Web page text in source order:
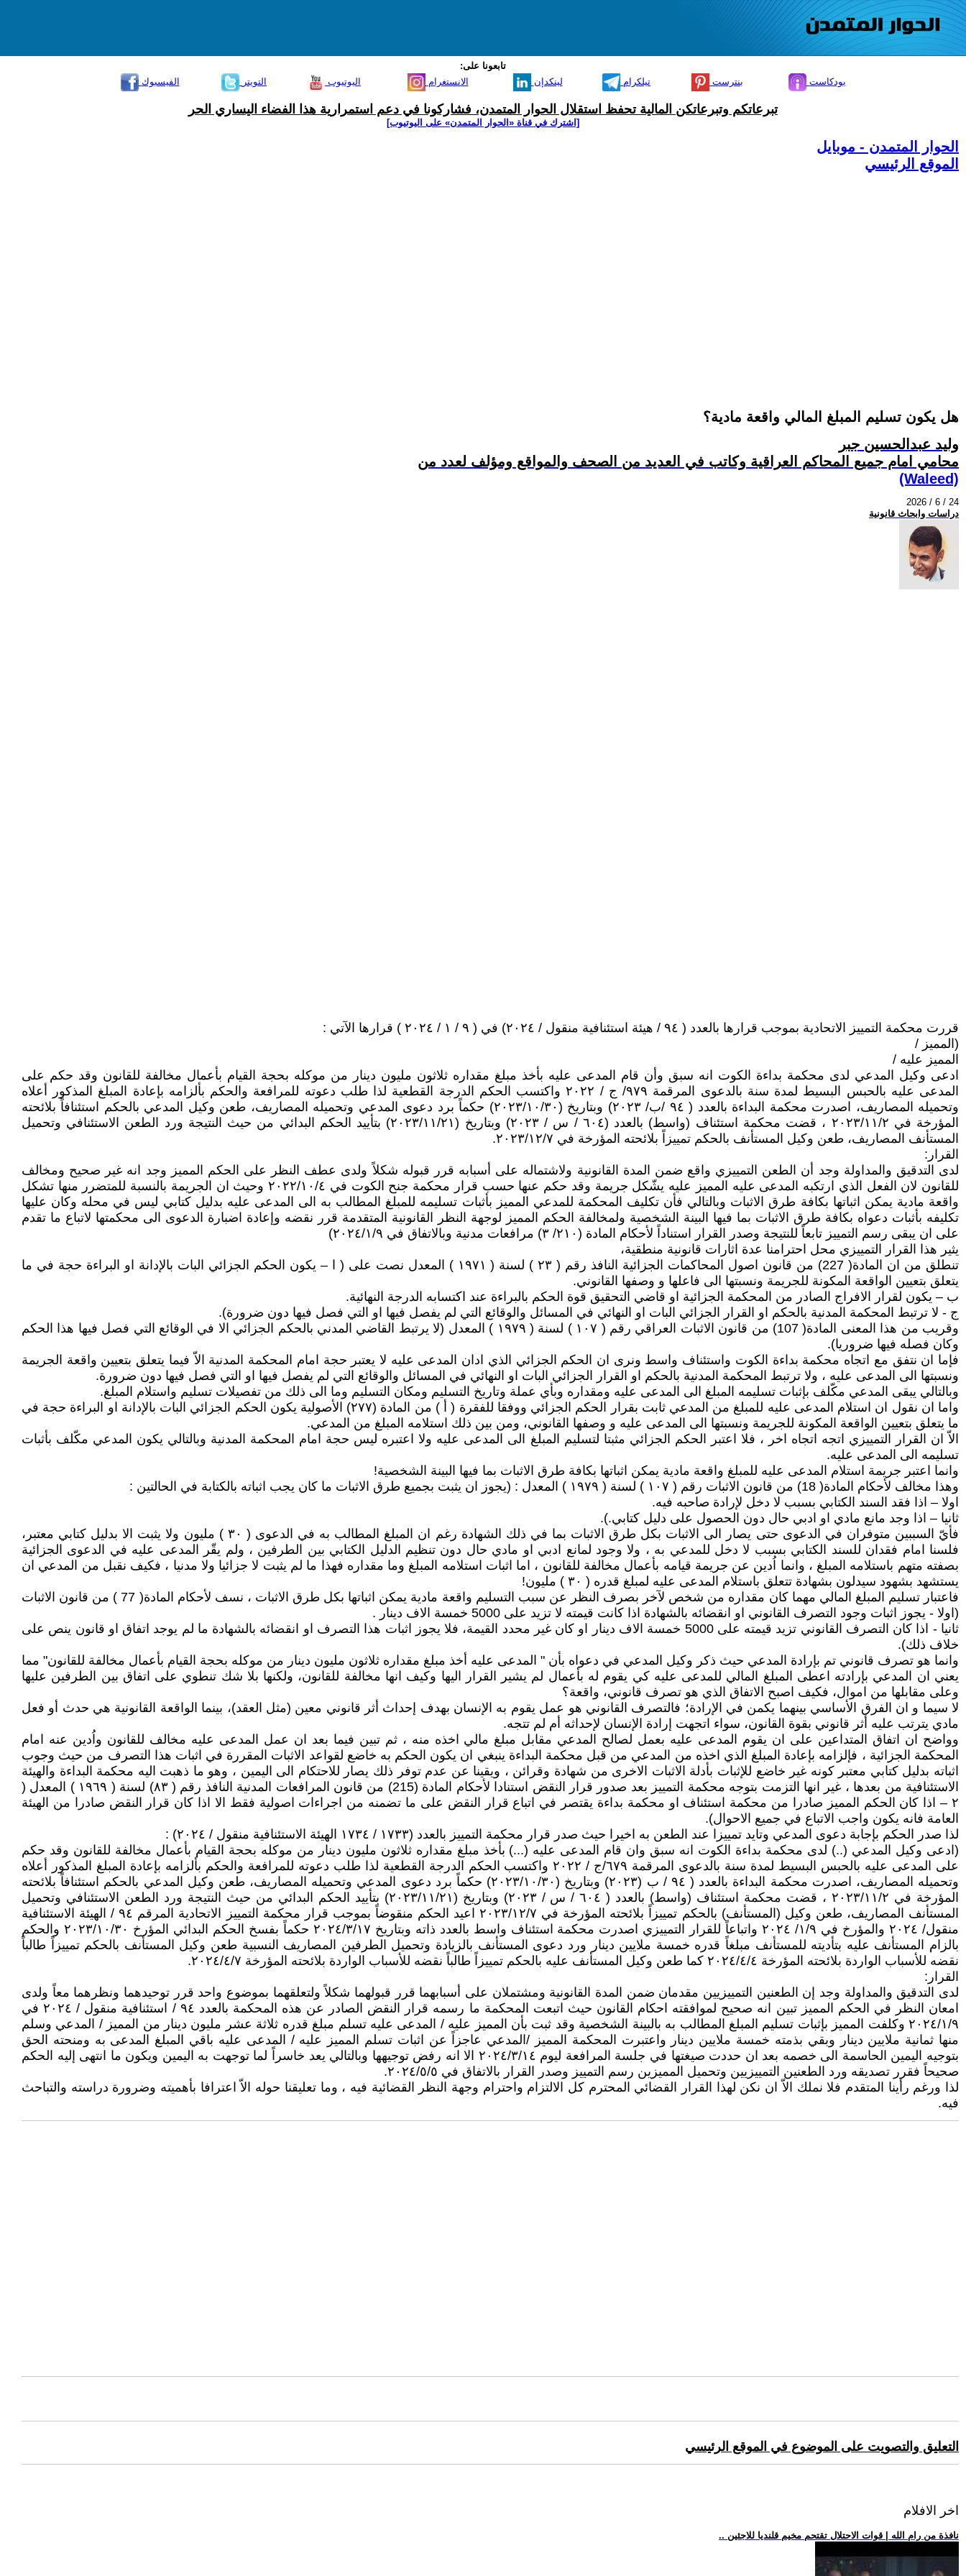
تابعونا على:
الفيسبوك
التويتر اليوتيوب الانستغرام لينكدإن تيلكرام بنترست بودكاست
تبرعاتكم وتبرعاتكن المالية تحفظ استقلال الحوار المتمدن، فشاركونا في دعم استمرارية هذا الفضاء اليساري الحر
[اشترك في قناة ‫«الحوار المتمدن» على اليوتيوب]
الحوار المتمدن - موبايل
الموقع الرئيسي
هل يكون تسليم المبلغ المالي واقعة مادية؟
وليد عبدالحسين جبر
محامي امام جميع المحاكم العراقية وكاتب في العديد من الصحف والمواقع ومؤلف لعدد من
(Waleed)
2026 / 6 / 24
دراسات وابحاث قانونية
قررت محكمة التمييز الاتحادية بموجب قرارها بالعدد ( ٩٤ / هيئة استئنافية منقول / ٢٠٢٤) في ( ٩ / ١ / ٢٠٢٤ ) قرارها الآتي :
(المميز /
المميز عليه /
ادعى وكيل المدعي لدى محكمة بداءة الكوت انه سبق وأن قام المدعى عليه بأخذ مبلغ مقداره ثلاثون مليون دينار من موكله بحجة القيام بأعمال مخالفة للقانون وقد حكم على
المدعى عليه بالحبس البسيط لمدة سنة بالدعوى المرقمة ۹۷۹/ ج / ۲۰۲۲ واكتسب الحكم الدرجة القطعية لذا طلب دعوته للمرافعة والحكم بألزامه بإعادة المبلغ المذكور أعلاه
وتحميله المصاريف، اصدرت محكمة البداءة بالعدد ( ٩٤ /ب/ ٢٠٢٣) وبتاريخ (۲۰۲۳/۱۰/۳۰) حكماً برد دعوى المدعي وتحميله المصاريف، طعن وكيل المدعي بالحكم استئنافاً بلائحته
المؤرخة في ۲۰۲۳/۱۱/۲ ، قضت محكمة استئناف (واسط) بالعدد (٦٠٤ / س / ٢٠٢٣) وبتاريخ (۲۰۲۳/۱۱/۲۱) بتأييد الحكم البدائي من حيث النتيجة ورد الطعن الاستئنافي وتحميل
المستأنف المصاريف، طعن وكيل المستأنف بالحكم تمييزاً بلائحته المؤرخة في ٢٠٢٣/١٢/٧.
القرار:
لدى التدقيق والمداولة وجد أن الطعن التمييزي واقع ضمن المدة القانونية ولاشتماله على أسبابه قرر قبوله شكلاً ولدى عطف النظر على الحكم المميز وجد انه غير صحيح ومخالف
للقانون لان الفعل الذي ارتكبه المدعى عليه المميز عليه يشّكل جريمة وقد حكم عنها حسب قرار محكمة جنح الكوت في ٢٠٢٢/١٠/٤ وحيث ان الجريمة بالنسبة للمتضرر منها تشكل
واقعة مادية يمكن اثباتها بكافة طرق الاثبات وبالتالي فأن تكليف المحكمة للمدعي المميز بأثبات تسليمه للمبلغ المطالب به الى المدعى عليه بدليل كتابي ليس في محله وكان عليها
تكليفه بأثبات دعواه بكافة طرق الاثبات بما فيها البينة الشخصية ولمخالفة الحكم المميز لوجهة النظر القانونية المتقدمة قرر نقضه وإعادة اضبارة الدعوى الى محكمتها لاتباع ما تقدم
على ان يبقى رسم التمييز تابعاً للنتيجة وصدر القرار استناداً لأحكام المادة (٢١٠/ ٣) مرافعات مدنية وبالاتفاق في ٢٠٢٤/١/٩)
يثير هذا القرار التمييزي محل احترامنا عدة اثارات قانونية منطقية،
تنطلق من ان المادة( 227) من قانون اصول المحاكمات الجزائية النافذ رقم ( ٢٣ ) لسنة ( ١٩٧١ ) المعدل نصت على ( ا – يكون الحكم الجزائي البات بالإدانة او البراءة حجة في ما
يتعلق بتعيين الواقعة المكونة للجريمة ونسبتها الى فاعلها و وصفها القانوني.
ب – يكون لقرار الافراج الصادر من المحكمة الجزائية او قاضي التحقيق قوة الحكم بالبراءة عند اكتسابه الدرجة النهائية.
ج - لا ترتبط المحكمة المدنية بالحكم او القرار الجزائي البات او النهائي في المسائل والوقائع التي لم يفصل فيها او التي فصل فيها دون ضرورة).
وقريب من هذا المعنى المادة( 107) من قانون الاثبات العراقي رقم ( ١٠٧ ) لسنة ( ١٩٧٩ ) المعدل (لا يرتبط القاضي المدني بالحكم الجزائي الا في الوقائع التي فصل فيها هذا الحكم
وكان فصله فيها ضروريا).
فإما ان نتفق مع اتجاه محكمة بداءة الكوت واستئناف واسط ونرى ان الحكم الجزائي الذي ادان المدعى عليه لا يعتبر حجة امام المحكمة المدنية الاّ فيما يتعلق بتعيين واقعة الجريمة
ونسبتها الى المدعى عليه ، ولا ترتبط المحكمة المدنية بالحكم او القرار الجزائي البات او النهائي في المسائل والوقائع التي لم يفصل فيها او التي فصل فيها دون ضرورة.
وبالتالي يبقى المدعي مكّلف بإثبات تسليمه المبلغ الى المدعى عليه ومقداره وبأي عملة وتاريخ التسليم ومكان التسليم وما الى ذلك من تفصيلات تسليم واستلام المبلغ.
واما ان نقول ان استلام المدعى عليه للمبلغ من المدعي ثابت بقرار الحكم الجزائي ووفقا للفقرة ( أ ) من المادة (٢٧٧) الأصولية يكون الحكم الجزائي البات بالإدانة او البراءة حجة في
ما يتعلق بتعيين الواقعة المكونة للجريمة ونسبتها الى المدعى عليه و وصفها القانوني، ومن بين ذلك استلامه المبلغ من المدعي.
الاّ ان القرار التمييزي اتجه اتجاه اخر ، فلا اعتبر الحكم الجزائي مثبتا لتسليم المبلغ الى المدعى عليه ولا اعتبره ليس حجة امام المحكمة المدنية وبالتالي يكون المدعي مكّلف بأثبات
تسليمه الى المدعى عليه.
وانما اعتبر جريمة استلام المدعى عليه للمبلغ واقعة مادية يمكن اثباتها بكافة طرق الاثبات بما فيها البينة الشخصية!
وهذا مخالف لأحكام المادة( 18) من قانون الاثبات رقم ( ١٠٧ ) لسنة ( ١٩٧٩ ) المعدل : (يجوز ان يثبت بجميع طرق الاثبات ما كان يجب اثباته بالكتابة في الحالتين :
اولا – اذا فقد السند الكتابي بسبب لا دخل لإرادة صاحبه فيه.
ثانيا – اذا وجد مانع مادي او ادبي حال دون الحصول على دليل كتابي.).
فأيّ السببين متوفران في الدعوى حتى يصار الى الاثبات بكل طرق الاثبات بما في ذلك الشهادة رغم ان المبلغ المطالب به في الدعوى ( ٣٠ ) مليون ولا يثبت الا بدليل كتابي معتبر،
فلسنا امام فقدان للسند الكتابي بسبب لا دخل للمدعي به ، ولا وجود لمانع ادبي او مادي حال دون تنظيم الدليل الكتابي بين الطرفين ، ولم يقّر المدعى عليه في الدعوى الجزائية
بصفته متهم باستلامه المبلغ ، وانما اُدين عن جريمة قيامه بأعمال مخالفة للقانون ، اما اثبات استلامه المبلغ وما مقداره فهذا ما لم يثبت لا جزائيا ولا مدنيا ، فكيف نقبل من المدعي ان
يستشهد بشهود سيدلون بشهادة تتعلق باستلام المدعى عليه لمبلغ قدره ( ٣٠ ) مليون!
فاعتبار تسليم المبلغ المالي مهما كان مقداره من شخص لآخر بصرف النظر عن سبب التسليم واقعة مادية يمكن اثباتها بكل طرق الاثبات ، نسف لأحكام المادة( 77 ) من قانون الاثبات
(اولا - يجوز اثبات وجود التصرف القانوني او انقضائه بالشهادة اذا كانت قيمته لا تزيد على 5000 خمسة الاف دينار .
ثانيا - اذا كان التصرف القانوني تزيد قيمته على 5000 خمسة الاف دينار او كان غير محدد القيمة، فلا يجوز اثبات هذا التصرف او انقضائه بالشهادة ما لم يوجد اتفاق او قانون ينص على
خلاف ذلك).
وانما هو تصرف قانوني تم بإرادة المدعي حيث ذكر وكيل المدعي في دعواه بأن " المدعى عليه أخذ مبلغ مقداره ثلاثون مليون دينار من موكله بحجة القيام بأعمال مخالفة للقانون" مما
يعني ان المدعي بإرادته اعطى المبلغ المالي للمدعى عليه كي يقوم له بأعمال لم يشير القرار اليها وكيف انها مخالفة للقانون، ولكنها بلا شك تنطوي على اتفاق بين الطرفين عليها
وعلى مقابلها من اموال، فكيف اصبح الاتفاق الذي هو تصرف قانوني، واقعة؟
لا سيما و ان الفرق الأساسي بينهما يكمن في الإرادة؛ فالتصرف القانوني هو عمل يقوم به الإنسان بهدف إحداث أثر قانوني معين (مثل العقد)، بينما الواقعة القانونية هي حدث أو فعل
مادي يترتب عليه أثر قانوني بقوة القانون، سواء اتجهت إرادة الإنسان لإحداثه أم لم تتجه.
وواضح ان اتفاق المتداعين على ان يقوم المدعى عليه بعمل لصالح المدعي مقابل مبلغ مالي اخذه منه ، ثم تبين فيما بعد ان عمل المدعى عليه مخالف للقانون واُدين عنه امام
المحكمة الجزائية ، فإلزامه بإعادة المبلغ الذي اخذه من المدعي من قبل محكمة البداءة ينبغي ان يكون الحكم به خاضع لقواعد الاثبات المقررة في اثبات هذا التصرف من حيث وجوب
اثباته بدليل كتابي معتبر كونه غير خاضع للإثبات بأدلة الاثبات الاخرى من شهادة وقرائن ، ويقينا عن عدم توفر ذلك يصار للاحتكام الى اليمين ، وهو ما ذهبت اليه محكمة البداءة والهيئة
الاستئنافية من بعدها ، غير انها التزمت بتوجه محكمة التمييز بعد صدور قرار النقض استنادا لأحكام المادة (215) من قانون المرافعات المدنية النافذ رقم ( ٨٣) لسنة ( ١٩٦٩ ) المعدل (
٢ – اذا كان الحكم المميز صادرا من محكمة استئناف او محكمة بداءة يقتصر في اتباع قرار النقض على ما تضمنه من اجراءات اصولية فقط الا اذا كان قرار النقض صادرا من الهيئة
العامة فانه يكون واجب الاتباع في جميع الاحوال).
لذا صدر الحكم بإجابة دعوى المدعي وتايد تمييزا عند الطعن به اخيرا حيث صدر قرار محكمة التمييز بالعدد (١٧٣٣ / ١٧٣٤ الهيئة الاستئنافية منقول / ٢٠٢٤) :
(ادعى وكيل المدعي (..) لدى محكمة بداءة الكوت انه سبق وان قام المدعى عليه (...) بأخذ مبلغ مقداره ثلاثون مليون دينار من موكله بحجة القيام بأعمال مخالفة للقانون وقد حكم
على المدعى عليه بالحبس البسيط لمدة سنة بالدعوى المرقمة ٦٧٩/ج / ۲۰۲۲ واكتسب الحكم الدرجة القطعية لذا طلب دعوته للمرافعة والحكم بألزامه بإعادة المبلغ المذكور أعلاه
وتحميله المصاريف، اصدرت محكمة البداءة بالعدد ( ٩٤ / ب (۲۰۲۳) وبتاريخ (۲۰۲۳/۱۰/۳۰) حكماً برد دعوى المدعي وتحميله المصاريف، طعن وكيل المدعي بالحكم استئنافاً بلائحته
المؤرخة في ۲۰۲۳/۱۱/۲ ، قضت محكمة استئناف (واسط) بالعدد ( ٦٠٤ / س / ٢٠٢٣) وبتاريخ (۲۰۲۳/۱۱/۲۱) بتأييد الحكم البدائي من حيث النتيجة ورد الطعن الاستئنافي وتحميل
المستأنف المصاريف، طعن وكيل (المستأنف) بالحكم تمييزاً بلائحته المؤرخة في ٢٠٢٣/١٢/٧ اعيد الحكم منقوضاً بموجب قرار محكمة التمييز الاتحادية المرقم ٩٤ / الهيئة الاستئنافية
منقول/ ٢٠٢٤ والمؤرخ في ١/٩/ ٢٠٢٤ واتباعاً للقرار التمييزي اصدرت محكمة استئناف واسط بالعدد ذاته وبتاريخ ٢٠٢٤/٣/١٧ حكماً بفسخ الحكم البدائي المؤرخ ۲۰۲۳/۱۰/۳۰ والحكم
بالزام المستأنف عليه بتأديته للمستأنف مبلغاً قدره خمسة ملايين دينار ورد دعوى المستأنف بالزيادة وتحميل الطرفين المصاريف النسبية طعن وكيل المستأنف بالحكم تمييزاً طالباً
نقضه للأسباب الواردة بلائحته المؤرخة ٢٠٢٤/٤/٤ كما طعن وكيل المستأنف عليه بالحكم تمييزاً طالباً نقضه للأسباب الواردة بلائحته المؤرخة ٢٠٢٤/٤/٧.
القرار:
لدى التدقيق والمداولة وجد إن الطعنين التمييزيين مقدمان ضمن المدة القانونية ومشتملان على أسبابهما قرر قبولهما شكلاً ولتعلقهما بموضوع واحد قرر توحيدهما ونظرهما معاً ولدى
امعان النظر في الحكم المميز تبين انه صحيح لموافقته احكام القانون حيث اتبعت المحكمة ما رسمه قرار النقض الصادر عن هذه المحكمة بالعدد ٩٤ / استئنافية منقول / ۲۰۲٤ في
٢٠٢٤/١/٩ وكلفت المميز بإثبات تسليم المبلغ المطالب به بالبينة الشخصية وقد ثبت بأن المميز عليه / المدعى عليه تسلم مبلغ قدره ثلاثة عشر مليون دينار من المميز / المدعي وسلم
منها ثمانية ملايين دينار وبقي بذمته خمسة ملايين دينار واعتبرت المحكمة المميز /المدعي عاجزاً عن اثبات تسلم المميز عليه / المدعى عليه باقي المبلغ المدعى به ومنحته الحق
بتوجيه اليمين الحاسمة الى خصمه بعد ان حددت صيغتها في جلسة المرافعة ليوم ٢٠٢٤/٣/١٤ الا انه رفض توجيهها وبالتالي يعد خاسراً لما توجهت به اليمين ويكون ما انتهى إليه الحكم
صحيحاً فقرر تصديقه ورد الطعنين التمييزيين وتحميل المميزين رسم التمييز وصدر القرار بالاتفاق في ٢٠٢٤/٥/٥.
لذا ورغم رأينا المتقدم فلا نملك الاّ ان نكن لهذا القرار القضائي المحترم كل الالتزام واحترام وجهة النظر القضائية فيه ، وما تعليقنا حوله الاّ اعترافا بأهميته وضرورة دراسته والتباحث
فيه.
التعليق والتصويت على الموضوع في الموقع الرئيسي
اخر الافلام
.. نافذة من رام الله | قوات الاحتلال تقتحم مخيم قلنديا للاجئين